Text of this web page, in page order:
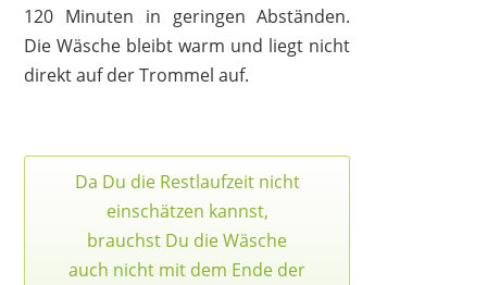
120 Minuten in geringen Abständen.
Die Wäsche bleibt warm und liegt nicht
direkt auf der Trommel auf.
Da Du die Restlaufzeit nicht
einschätzen kannst,
brauchst Du die Wäsche
auch nicht mit dem Ende der